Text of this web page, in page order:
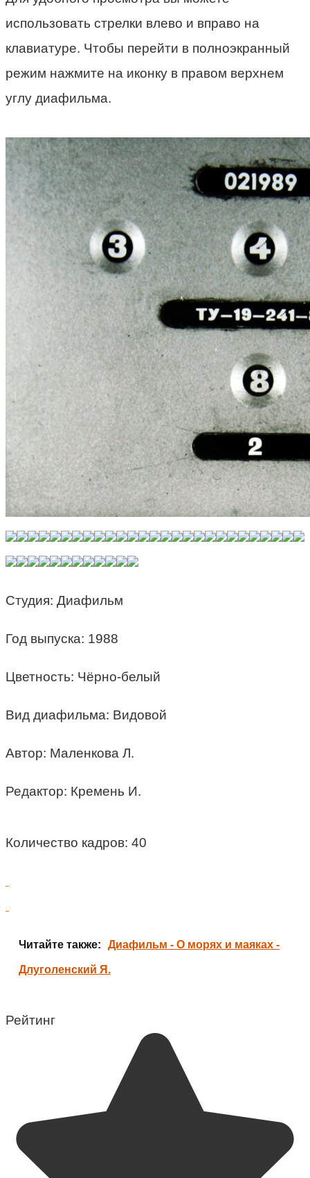
использовать стрелки влево и вправо на
клавиатуре. Чтобы перейти в полноэкранный
режим нажмите на иконку в правом верхнем
углу диафильма.
Студия: Диафильм
Год выпуска: 1988
Цветность: Чёрно-белый
Вид диафильма: Видовой
Автор: Маленкова Л.
Редактор: Кремень И.
Количество кадров: 40
Читайте также: Диафильм - О морях и маяках -
Длуголенский Я.
Рейтинг